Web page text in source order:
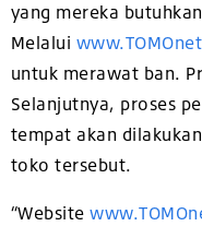
yang mereka
Melalui
untuk merawat ban.
Selanjutnya, proses
tempat akan
toko tersebut.
“Website